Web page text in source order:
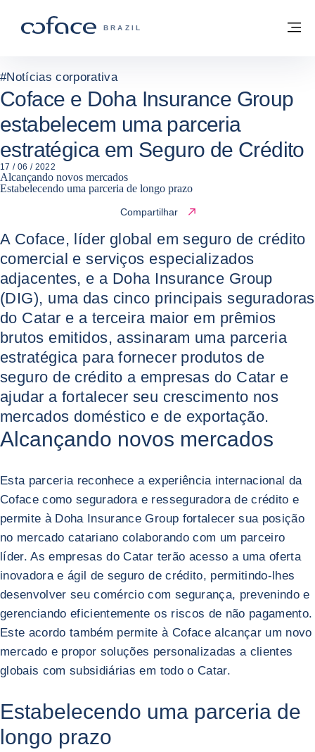
COFACE FOR TRADE - SITE DO GRUPO
BRAZIL
Voltar à página inicial
#Notícias corporativa
Coface e Doha Insurance Group
estabelecem uma parceria
estratégica em Seguro de Crédito
17 / 06 / 2022
Alcançando novos mercados
Estabelecendo uma parceria de longo prazo
Compartilhar
A Coface, líder global em seguro de crédito
comercial e serviços especializados
adjacentes, e a Doha Insurance Group
(DIG), uma das cinco principais seguradoras
do Catar e a terceira maior em prêmios
brutos emitidos, assinaram uma parceria
estratégica para fornecer produtos de
seguro de crédito a empresas do Catar e
ajudar a fortalecer seu crescimento nos
mercados doméstico e de exportação.
Alcançando novos mercados
Esta parceria reconhece a experiência internacional da
Coface como seguradora e resseguradora de crédito e
permite à Doha Insurance Group fortalecer sua posição
no mercado catariano colaborando com um parceiro
líder. As empresas do Catar terão acesso a uma oferta
inovadora e ágil de seguro de crédito, permitindo-lhes
desenvolver seu comércio com segurança, prevenindo e
gerenciando eficientemente os riscos de não pagamento.
Este acordo também permite à Coface alcançar um novo
mercado e propor soluções personalizadas a clientes
globais com subsidiárias em todo o Catar.
Estabelecendo uma parceria de
longo prazo